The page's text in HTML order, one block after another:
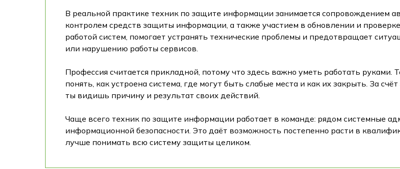
В реальной практике техник по защите информации занимается сопровождением
контролем средств защиты информации, а также участием в обновлении и
работой систем, помогает устранять технические проблемы и предотвращает
или нарушению работы сервисов.
Профессия считается прикладной, потому что здесь важно уметь работать руками.
понять, как устроена система, где могут быть слабые места и как их закрыть. За
ты видишь причину и результат своих действий.
Чаще всего техник по защите информации работает в команде: рядом системные
информационной безопасности. Это даёт возможность постепенно расти в
лучше понимать всю систему защиты целиком.